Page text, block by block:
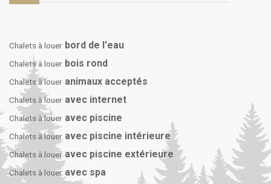
Chalets à louer bord de l'eau
Chalets à louer bois rond
Chalets à louer animaux acceptés
Chalets à louer avec internet
Chalets à louer avec piscine
Chalets à louer avec piscine intérieure
Chalets à louer avec piscine extérieure
Chalets à louer avec spa